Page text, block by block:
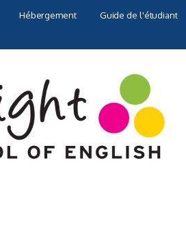
Hébergement Guide de l'étudiant